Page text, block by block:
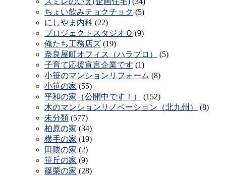
ちょい飲みチョクチョク (5)
にしやま内科 (22)
プロジェクトスタジオＱ (9)
俺たち工務店ズ (19)
奈良屋町オフィス（ハラプロ）
(5)
子育て応援宣言企業です (1)
小笹のマンションリフォーム (8)
小笹の家 (55)
平和の家（公開中です！）
(152)
木のマンションリノベーション（北九州）
(8)
未分類 (577)
柏原の家 (34)
横手の家 (19)
田隈の家 (2)
笹丘の家 (9)
篠栗の家 (28)